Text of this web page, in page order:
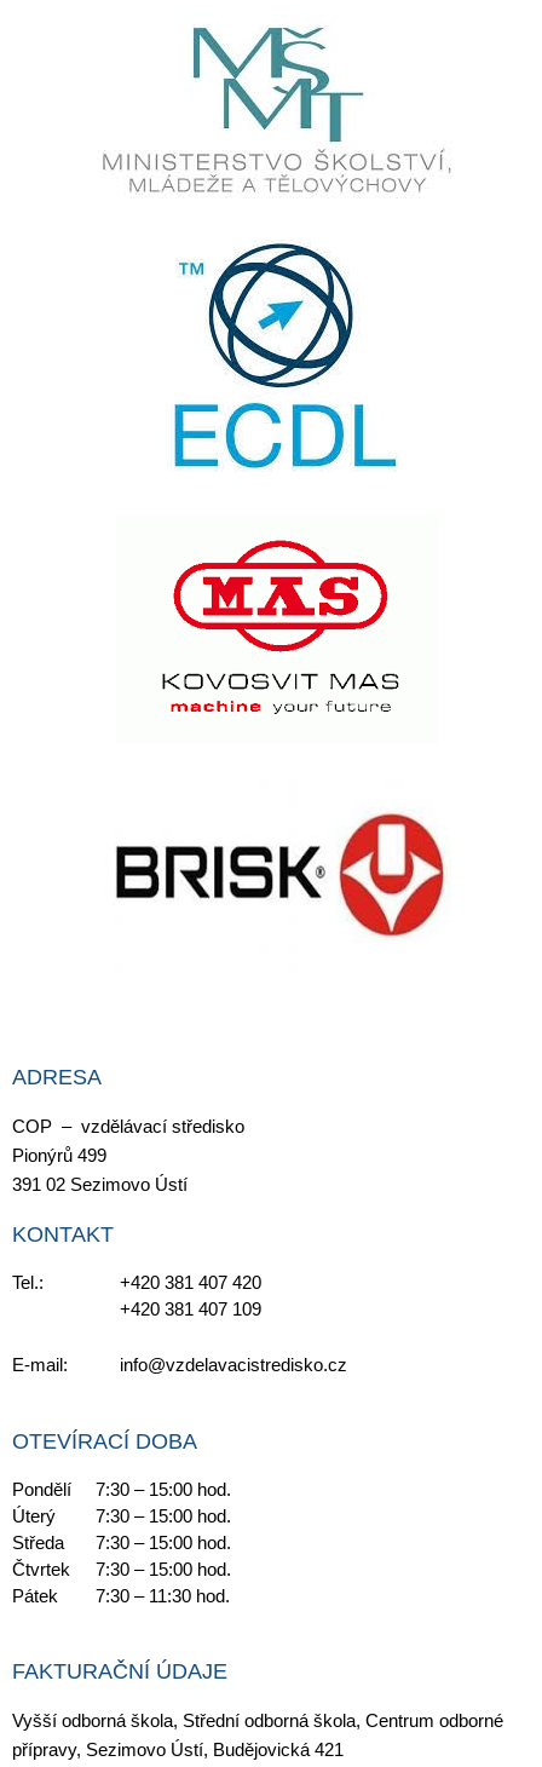
ADRESA
COP – vzdělávací středisko
Pionýrů 499
391 02 Sezimovo Ústí
KONTAKT
Tel.:
+420 381 407 420
+420 381 407 109
E-mail: info@vzdelavacistredisko.cz
OTEVÍRACÍ DOBA
Pondělí
7:30 – 15:00 hod.
Úterý
7:30 – 15:00 hod.
Středa
7:30 – 15:00 hod.
Čtvrtek
7:30 – 15:00 hod.
Pátek
7:30 – 11:30 hod.
FAKTURAČNÍ ÚDAJE
Vyšší odborná škola, Střední odborná škola, Centrum odborné
přípravy, Sezimovo Ústí, Budějovická 421